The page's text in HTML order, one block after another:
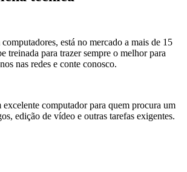
está no mercado a mais de 15
treinada para trazer sempre o melhor para
nas redes e conte conosco.
excelente computador para quem procura um
edição de vídeo e outras tarefas exigentes.